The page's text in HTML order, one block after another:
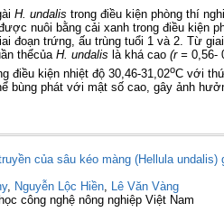
H. undalis trong điều kiện phòng thí
nuôi bằng cải xanh trong điều kiện
đoạn trứng, ấu trùng tuổi 1 và 2. Từ
thểcủa H. undalis là khá cao (r = 0,56-
điều kiện nhiệt độ 30,46-31,02oC với
bùng phát với mật số cao, gây ảnh
của sâu kéo màng (Hellula
, Nguyễn Lộc Hiền, Lê Văn Vàng
công nghệ nông nghiệp Việt Nam